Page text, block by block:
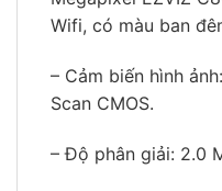
Wifi, có màu ban
– Cảm biến hình
Scan CMOS.
– Độ phân giải: 2.0